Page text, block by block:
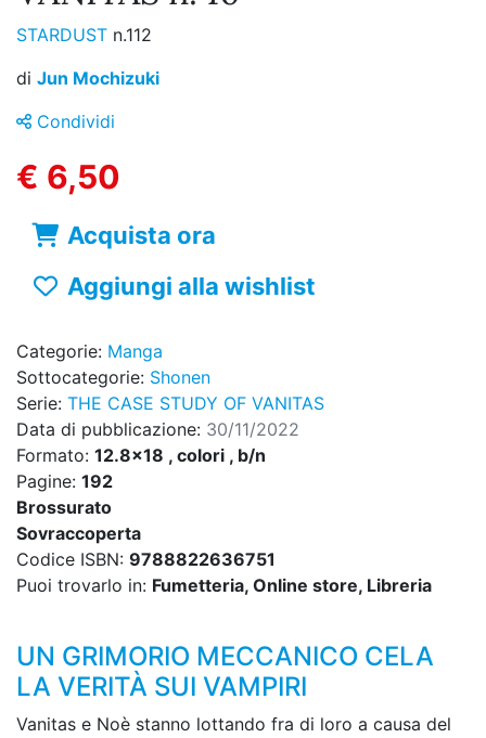
STARDUST n.112
di Jun Mochizuki
Condividi
€ 6,50
Acquista ora
Aggiungi alla wishlist
Categorie: Manga
Sottocategorie: Shonen
Serie: THE CASE STUDY OF VANITAS
Data di pubblicazione: 30/11/2022
Formato: 12.8x18 , colori , b/n
Pagine: 192
Brossurato
Sovraccoperta
Codice ISBN: 9788822636751
Puoi trovarlo in: Fumetteria, Online store, Libreria
UN GRIMORIO MECCANICO CELA
LA VERITÀ SUI VAMPIRI
Vanitas e Noè stanno lottando fra di loro a causa del